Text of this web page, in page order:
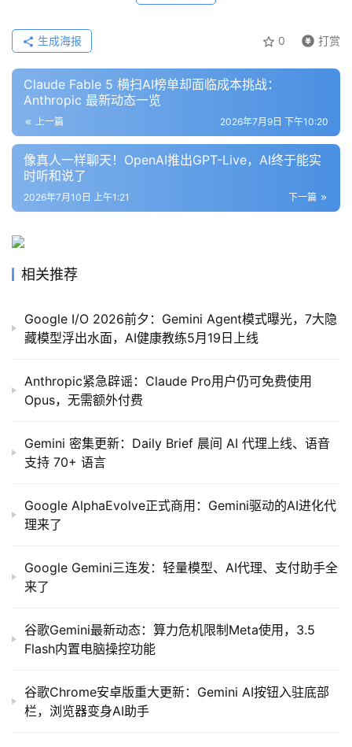
0 打赏
生成海报
Claude Fable 5 横扫AI榜单却面临成本挑战：
Anthropic 最新动态一览
上一篇 2026年7月9日 下午10:20
像真人一样聊天！OpenAI推出GPT-Live，AI终于能实
时听和说了
下一篇
2026年7月10日 上午1:21
相关推荐
Google I/O 2026前夕：Gemini Agent模式曝光，7大隐
藏模型浮出水面，AI健康教练5月19日上线
Anthropic紧急辟谣：Claude Pro用户仍可免费使用
Opus，无需额外付费
Gemini 密集更新：Daily Brief 晨间 AI 代理上线、语音
支持 70+ 语言
Google AlphaEvolve正式商用：Gemini驱动的AI进化代
理来了
Google Gemini三连发：轻量模型、AI代理、支付助手全
来了
谷歌Gemini最新动态：算力危机限制Meta使用，3.5
Flash内置电脑操控功能
谷歌Chrome安卓版重大更新：Gemini AI按钮入驻底部
栏，浏览器变身AI助手